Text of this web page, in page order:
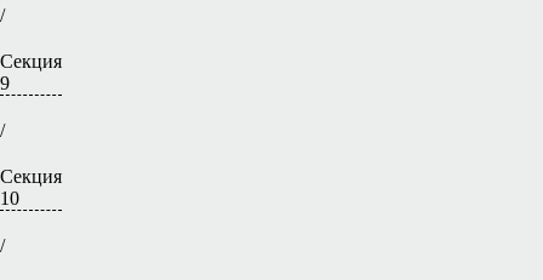
/
Секция
9
/
Секция
10
/